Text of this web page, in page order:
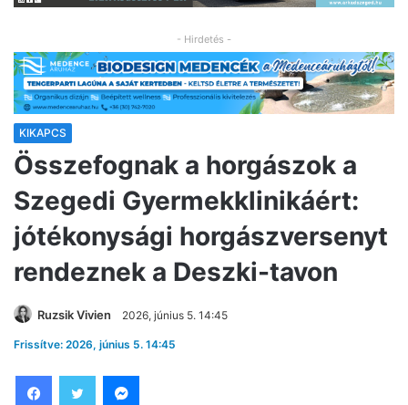
- Hirdetés -
KIKAPCS
Összefognak a horgászok a
Szegedi Gyermekklinikáért:
jótékonysági horgászversenyt
rendeznek a Deszki-tavon
Ruzsik Vivien 2026, június 5. 14:45
Frissítve: 2026, június 5. 14:45